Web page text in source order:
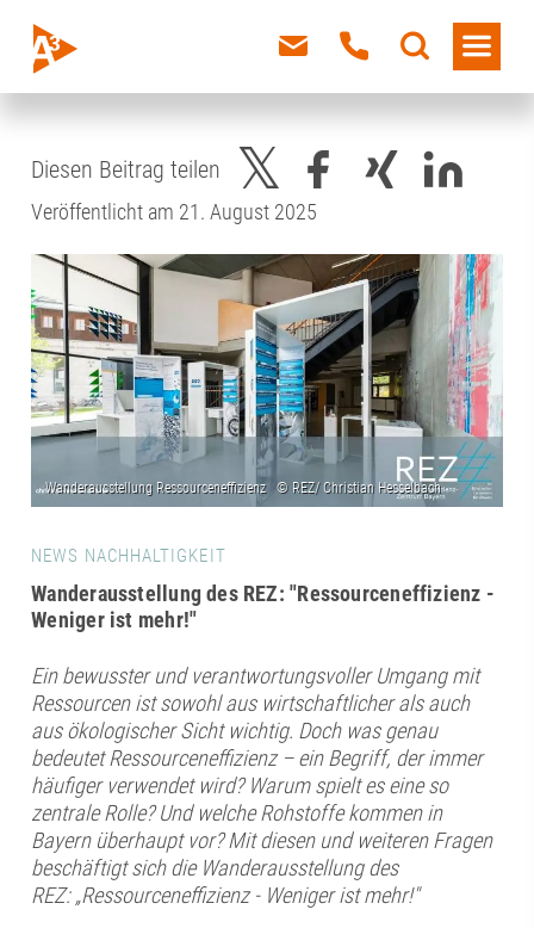
Diesen Beitrag teilen
Veröffentlicht am 21. August 2025
NEWS NACHHALTIGKEIT
Wanderausstellung des REZ: "Ressourceneffizienz -
Weniger ist mehr!"
Ein bewusster und verantwortungsvoller Umgang mit
Ressourcen ist sowohl aus wirtschaftlicher als auch
aus ökologischer Sicht wichtig. Doch was genau
bedeutet Ressourceneffizienz – ein Begriff, der immer
häufiger verwendet wird? Warum spielt es eine so
zentrale Rolle? Und welche Rohstoffe kommen in
Bayern überhaupt vor? Mit diesen und weiteren Fragen
beschäftigt sich die Wanderausstellung des
REZ: „Ressourceneffizienz - Weniger ist mehr!"